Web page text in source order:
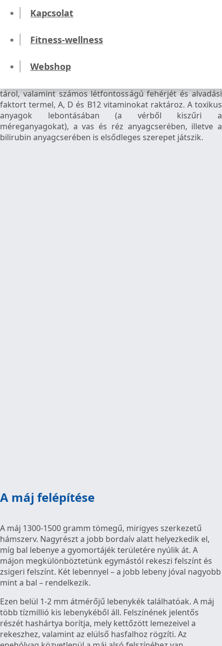
Kapcsolat
Fitness-wellness
Webshop
Hogy működik a máj?
A máj az emberi szervezet legnagyobb mirigye, mely
nélkülözhetetlen az anyagcsere folyamatok normális
működéséhez. A máj termeli a koleszterint, mely az epe
tárol, valamint számos létfontosságú fehérjét és alvadási
faktort termel, A, D és B12 vitaminokat raktároz. A toxikus
anyagok lebontásában (a vérből kiszűri a
méreganyagokat), a vas és réz anyagcserében, illetve a
bilirubin anyagcserében is elsődleges szerepet játszik.
A máj felépítése
A máj 1300-1500 gramm tömegű, mirigyes szerkezetű
hámszerv. Nagyrészt a jobb bordaív alatt helyezkedik el,
míg bal lebenye a gyomortájék területére nyúlik át. A
májon megkülönböztetünk egymástól rekeszi felszínt és
zsigeri felszínt. Két lebennyel – a jobb lebeny jóval nagyobb
mint a bal – rendelkezik.
Ezen belül 1-2 mm átmérőjű lebenykék találhatóak. A máj
több tízmillió kis lebenykéből áll. Felszínének jelentős
részét hashártya borítja, mely kettőzött lemezeivel a
rekeszhez, valamint az elülső hasfalhoz rögzíti. Az